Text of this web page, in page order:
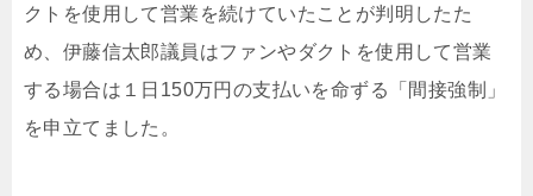
クトを使用して営業を続けていたことが判明したた
め、伊藤信太郎議員はファンやダクトを使用して営業
する場合は１日150万円の支払いを命ずる「間接強制」
を申立てました。